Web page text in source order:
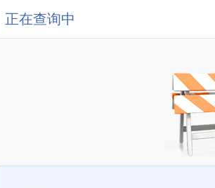
正在查询中